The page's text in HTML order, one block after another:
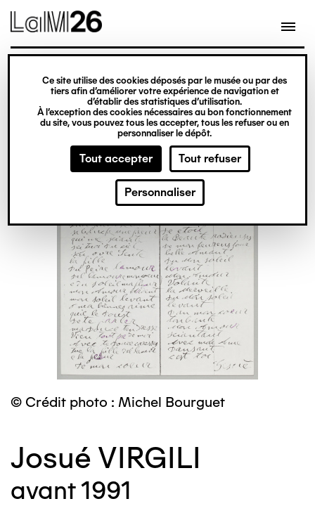
Gestion des cookies
Ce site utilise des cookies déposés par le musée ou par des
tiers afin d’améliorer votre expérience de navigation et
d’établir des statistiques d’utilisation.
À l’exception des cookies nécessaires au bon fonctionnement
du site, vous pouvez tous les accepter, tous les refuser ou en
personnaliser le dépôt.
Tout accepter Tout refuser
Personnaliser
contenu
© Crédit photo : Michel Bourguet
Josué VIRGILI
avant 1991